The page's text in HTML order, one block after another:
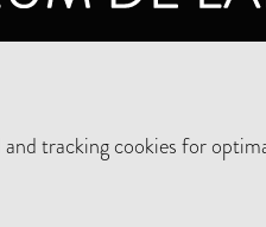
tracking cookies for